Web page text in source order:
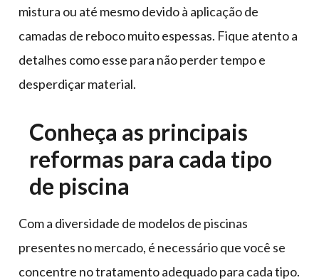
mistura ou até mesmo devido à aplicação de
camadas de reboco muito espessas. Fique atento a
detalhes como esse para não perder tempo e
desperdiçar material.
Conheça as principais
reformas para cada tipo
de piscina
Com a diversidade de modelos de piscinas
presentes no mercado, é necessário que você se
concentre no tratamento adequado para cada tipo.